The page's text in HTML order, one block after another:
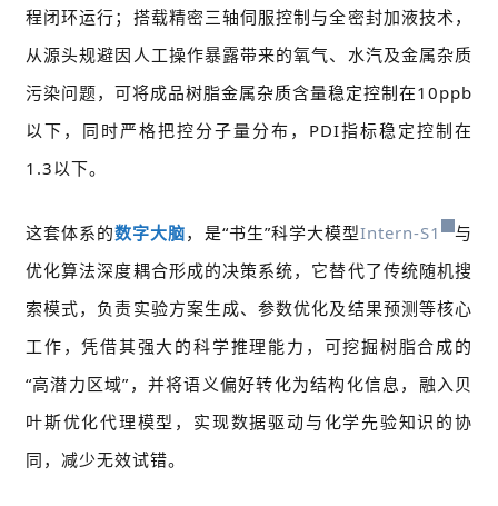
程闭环运行；搭载精密三轴伺服控制与全密封加液技术，
从源头规避因人工操作暴露带来的氧气、水汽及金属杂质
污染问题，可将成品树脂金属杂质含量稳定控制在10ppb
以下，同时严格把控分子量分布，PDI指标稳定控制在
1.3以下。
这套体系的数字大脑，是“书生”科学大模型Intern-S1
与
优化算法深度耦合形成的决策系统，它替代了传统随机搜
索模式，负责实验方案生成、参数优化及结果预测等核心
工作，凭借其强大的科学推理能力，可挖掘树脂合成的
“高潜力区域”，并将语义偏好转化为结构化信息，融入贝
叶斯优化代理模型，实现数据驱动与化学先验知识的协
同，减少无效试错。